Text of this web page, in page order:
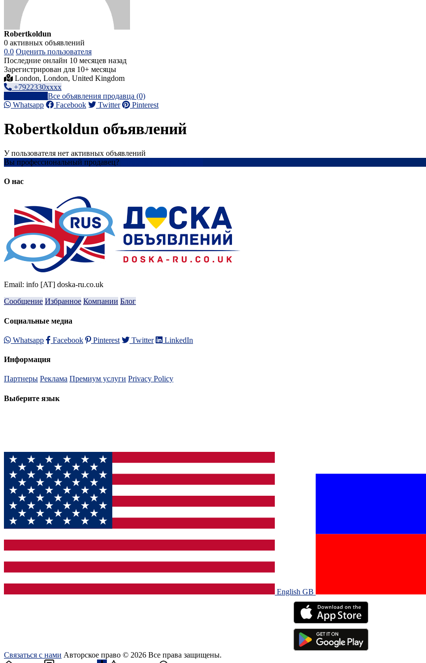
Robertkoldun
0 активных объявлений
0.0 Оценить пользователя
Последние онлайн 10 месяцев назад
Зарегистрирован для 10+ месяцы
London, London, United Kingdom
+7922330xxxx
Все объявления продавца (0)
Whatsapp
Facebook Twitter Pinterest
Robertkoldun объявлений
У пользователя нет активных объявлений
Вы профессиональный продавец?
О нас
Email: info [AT] doska-ru.co.uk
Сообщение Избранное Компании Блог
Социальные медиа
Whatsapp Facebook Pinterest Twitter LinkedIn
Информация
Партнеры Реклама Премиум услуги Privacy Policy
Выберите язык
English GB‎
Связаться с нами Авторское право © 2026 Все права защищены.